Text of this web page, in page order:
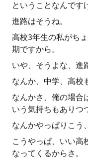
ということなんです
進路はそうね。
高校3年生の私がち
期ですから。
いや、そうよな、進
なんか、中学、高校
なんかさ、俺の場合
いう気持ちもありつ
なんかやっぱりこう
こうやっぱ、いい高
なってくるからさ。